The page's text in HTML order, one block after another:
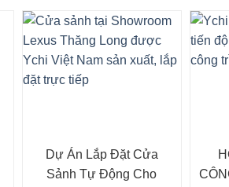
Dự Án Lắp Đặt Cửa
Sảnh Tự Động Cho